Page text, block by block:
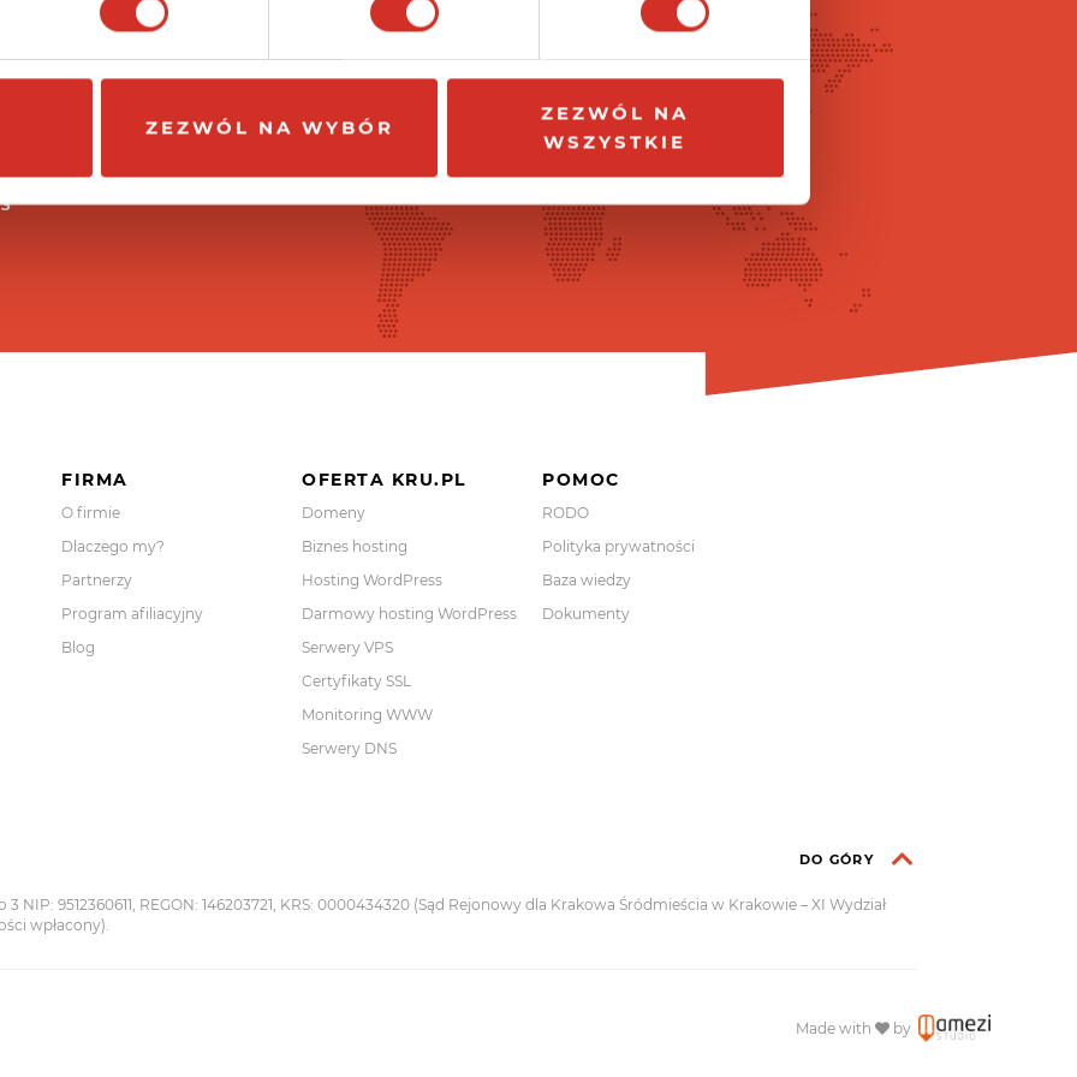
ZEZWÓL NA WYBÓR
ZEZWÓL NA
WSZYSTKIE
FIRMA
O firmie
Dlaczego my?
Partnerzy
Program afiliacyjny
Blog
OFERTA KRU.PL
Domeny
Biznes hosting
Hosting WordPress
Darmowy hosting WordPress
Serwery VPS
Certyfikaty SSL
Monitoring WWW
Serwery DNS
POMOC
RODO
Polityka prywatności
Baza wiedzy
Dokumenty
DO GÓRY
NIP: 9512360611, REGON: 146203721, KRS: 0000434320 (Sąd Rejonowy dla Krakowa Śródmieścia w Krakowie – XI Wydział
wpłacony).
Made with by